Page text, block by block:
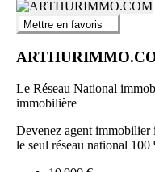
Mettre en favoris
Le Réseau National
immobilière
Devenez agent immobilier
le seul réseau national